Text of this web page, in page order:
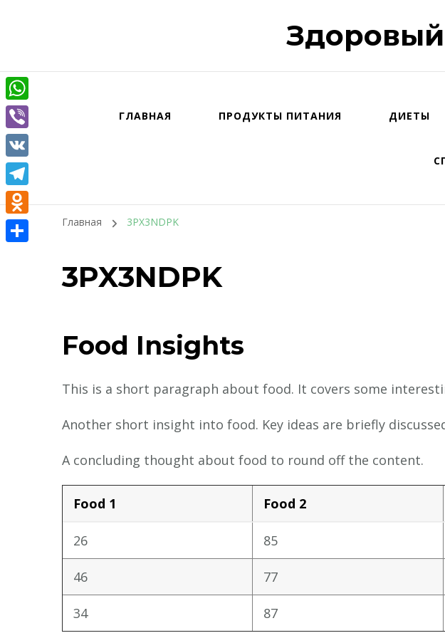
ГЛАВНАЯ ПРОДУКТЫ ПИТАНИЯ ДИЕТЫ
Главная 3PX3NDPK
3PX3NDPK
Food Insights
This is a short paragraph about food. It covers some
Another short insight into food. Key ideas are briefly
A concluding thought about food to round off the content.
Food 1 Food 2
26 85
46 77
34 87
WhatsApp
Viber
VK
Telegram
Odnoklassniki